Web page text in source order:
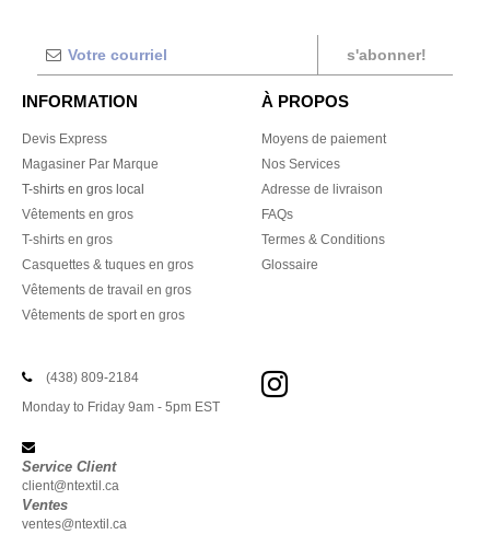
s'abonner!
INFORMATION
Devis Express
Magasiner Par Marque
T-shirts en gros local
Vêtements en gros
T-shirts en gros
Casquettes & tuques en gros
Vêtements de travail en gros
Vêtements de sport en gros
À PROPOS
Moyens de paiement
Nos Services
Adresse de livraison
FAQs
Termes & Conditions
Glossaire
(438) 809-2184
Monday to Friday 9am - 5pm EST
Service Client
client@ntextil.ca
Ventes
ventes@ntextil.ca